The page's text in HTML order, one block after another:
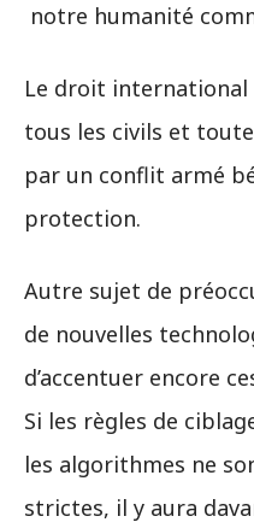
notre humanité
Le droit international
tous les civils et
par un conflit armé
protection.
Autre sujet de
de nouvelles
d’accentuer encore
Si les règles de
les algorithmes ne
strictes, il y aura